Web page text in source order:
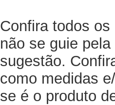
Confira todos
não se guie
sugestão.
como medidas
se é o produto